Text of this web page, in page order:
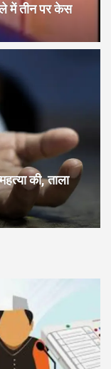
में तीन पर केस
की, ताला